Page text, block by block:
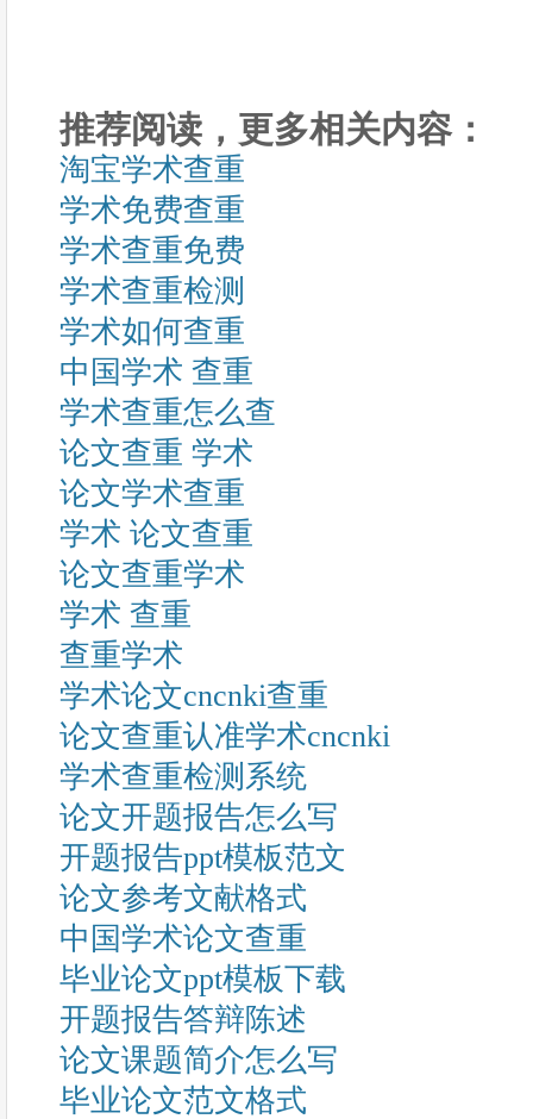
推荐阅读，更多相关内容：
淘宝学术查重
学术免费查重
学术查重免费
学术查重检测
学术如何查重
中国学术 查重
学术查重怎么查
论文查重 学术
论文学术查重
学术 论文查重
论文查重学术
学术 查重
查重学术
学术论文cncnki查重
论文查重认准学术cncnki
学术查重检测系统
论文开题报告怎么写
开题报告ppt模板范文
论文参考文献格式
中国学术论文查重
毕业论文ppt模板下载
开题报告答辩陈述
论文课题简介怎么写
毕业论文范文格式